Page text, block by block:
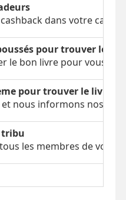
dans votre
pour trouver le
le bon livre pour vous
pour trouver le livre
nous informons nos
tribu
les membres de votre